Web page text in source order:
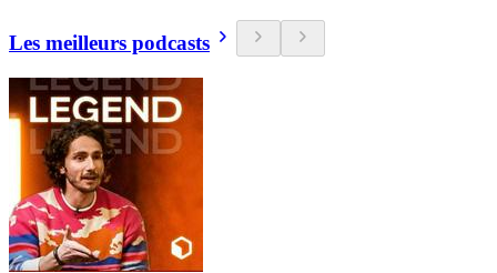
Les meilleurs podcasts